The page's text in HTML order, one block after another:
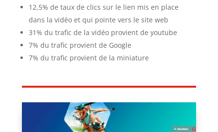
12,5% de taux de clics sur le lien mis en place
dans la vidéo et qui pointe vers le site web
31% du trafic de la vidéo provient de youtube
7% du trafic provient de Google
7% du trafic provient de la miniature